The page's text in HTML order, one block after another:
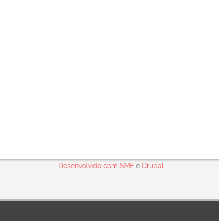
Desenvolvido com SMFe Drupal